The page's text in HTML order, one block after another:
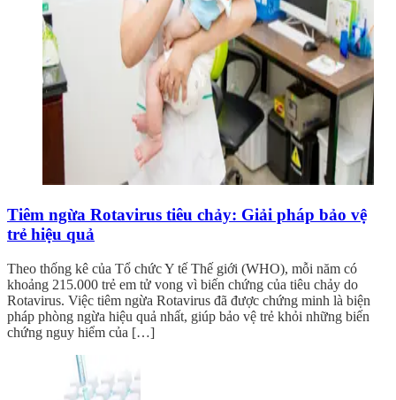
Tiêm ngừa Rotavirus tiêu chảy: Giải pháp bảo vệ
trẻ hiệu quả
Theo thống kê của Tổ chức Y tế Thế giới (WHO), mỗi năm có
khoảng 215.000 trẻ em tử vong vì biến chứng của tiêu chảy do
Rotavirus. Việc tiêm ngừa Rotavirus đã được chứng minh là biện
pháp phòng ngừa hiệu quả nhất, giúp bảo vệ trẻ khỏi những biến
chứng nguy hiểm của […]